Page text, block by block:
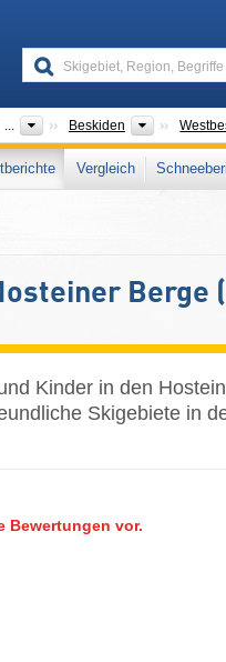
... Beskiden
Vergleich
Berge
Kinder in den
Skigebiete in
Bewertungen vor.